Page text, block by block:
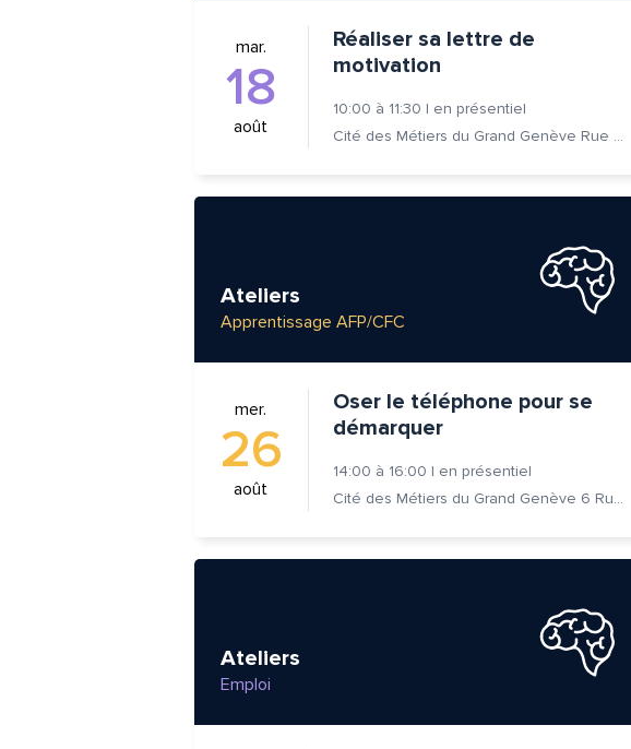
mar.
18
août
Réaliser sa lettre de
motivation
10:00 à 11:30 | en présentiel
Cité des Métiers du Grand Genève Rue Prévost-Martin 6 1205 Genève
Ateliers
Apprentissage AFP/CFC
mer.
26
août
Oser le téléphone pour se
démarquer
14:00 à 16:00 | en présentiel
Cité des Métiers du Grand Genève 6 Rue Prévost-Martin 1205 Genève
Ateliers
Emploi
Adresse e-mail*
Envoyer
page?
Envoyer